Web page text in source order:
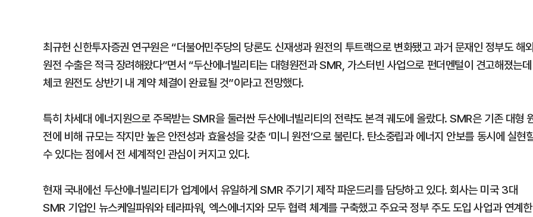
최규헌 신한투자증권 연구원은 “더불어민주당의 당론도 신재생과 원전의 투트랙으로 변화됐고 과거 문재인 정부도 해
원전 수출은 적극 장려해왔다”면서 “두산에너빌리티는 대형원전과 SMR, 가스터빈 사업으로 펀더멘털이 견고해졌는데
체코 원전도 상반기 내 계약 체결이 완료될 것”이라고 전망했다.
특히 차세대 에너지원으로 주목받는 SMR을 둘러싼 두산에너빌리티의 전략도 본격 궤도에 올랐다. SMR은 기존 대형
전에 비해 규모는 작지만 높은 안전성과 효율성을 갖춘 ‘미니 원전’으로 불린다. 탄소중립과 에너지 안보를 동시에 실현
수 있다는 점에서 전 세계적인 관심이 커지고 있다.
현재 국내에선 두산에너빌리티가 업계에서 유일하게 SMR 주기기 제작 파운드리를 담당하고 있다. 회사는 미국 3대
SMR 기업인 뉴스케일파워와 테라파워, 엑스에너지와 모두 협력 체계를 구축했고 주요국 정부 주도 도입 사업과 연계한